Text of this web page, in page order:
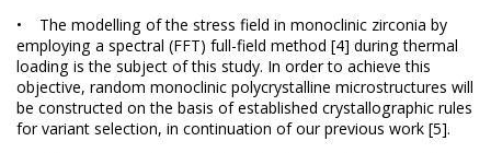
• The modelling of the stress field in monoclinic zirconia by
employing a spectral (FFT) full-field method [4] during thermal
loading is the subject of this study. In order to achieve this
objective, random monoclinic polycrystalline microstructures will
be constructed on the basis of established crystallographic rules
for variant selection, in continuation of our previous work [5].